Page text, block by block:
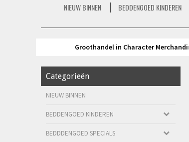
NIEUW BINNEN BEDDENGOED KINDEREN
Groothandel in Character
Categorieën
NIEUW BINNEN
BEDDENGOED KINDEREN
BEDDDENGOED SPECIALS